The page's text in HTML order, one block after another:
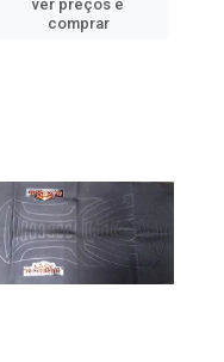
ver preços e
comprar